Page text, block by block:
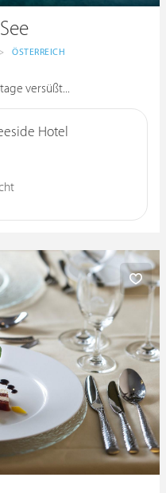
> ÖSTERREICH
versüßt...
Hotel